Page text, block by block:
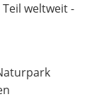
weltweit -